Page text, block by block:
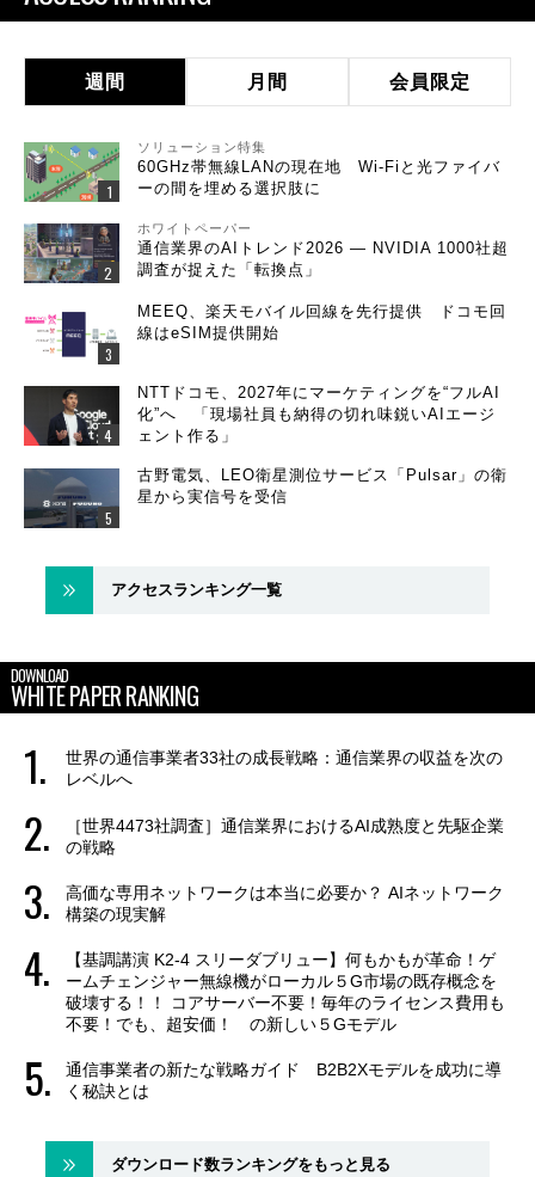
週間 月間 会員限定
ソリューション特集
60GHz帯無線LANの現在地 Wi-Fiと光ファイバ
ーの間を埋める選択肢に
ホワイトペーパー
通信業界のAIトレンド2026 ― NVIDIA 1000社超
調査が捉えた「転換点」
MEEQ、楽天モバイル回線を先行提供 ドコモ回
線はeSIM提供開始
NTTドコモ、2027年にマーケティングを“フルAI
化”へ 「現場社員も納得の切れ味鋭いAIエージ
ェント作る」
古野電気、LEO衛星測位サービス「Pulsar」の衛
星から実信号を受信
アクセスランキング一覧
DOWNLOAD
WHITE PAPER RANKING
世界の通信事業者33社の成長戦略：通信業界の収益を次の
レベルへ
［世界4473社調査］通信業界におけるAI成熟度と先駆企業
の戦略
高価な専用ネットワークは本当に必要か？ AIネットワーク
構築の現実解
【基調講演 K2-4 スリーダブリュー】何もかもが革命！ゲ
ームチェンジャー無線機がローカル５G市場の既存概念を
破壊する！！ コアサーバー不要！毎年のライセンス費用も
不要！でも、超安価！ の新しい５Gモデル
通信事業者の新たな戦略ガイド B2B2Xモデルを成功に導
く秘訣とは
ダウンロード数ランキングをもっと見る